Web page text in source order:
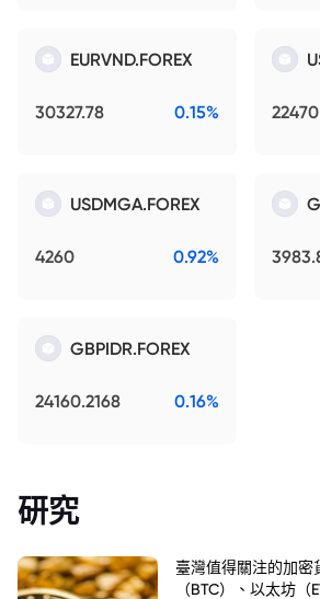
EURVND.FOREX
30327.78 0.15% 22470
USDMGA.FOREX
4260 0.92%
GBPIDR.FOREX
24160.2168 0.16%
研究
臺灣值得關注的加密
（BTC）、以太坊（